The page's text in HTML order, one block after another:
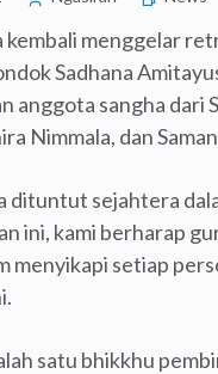
kembali menggelar
Sadhana
anggota sangha
Nimmala, dan
dituntut sejahtera
ini, kami berharap
menyikapi setiap
satu bhikkhu